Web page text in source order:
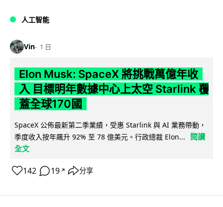
人工智能
Vin 1 日
Elon Musk: SpaceX 將挑戰萬億年收
入 目標明年數據中心上太空 Starlink 覆
蓋全球170國
SpaceX 公佈最新第二季業績，受惠 Starlink 與 AI 業務帶動，
季度收入按年飆升 92% 至 78 億美元。行政總裁 Elon...
閱讀
全文
142 19 ↗ 分享